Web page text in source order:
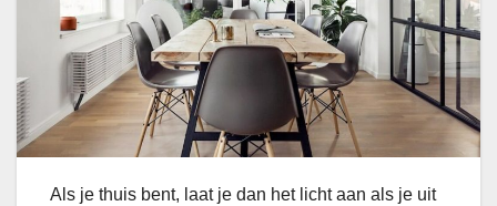
Als je thuis bent, laat je dan het licht aan als je uit